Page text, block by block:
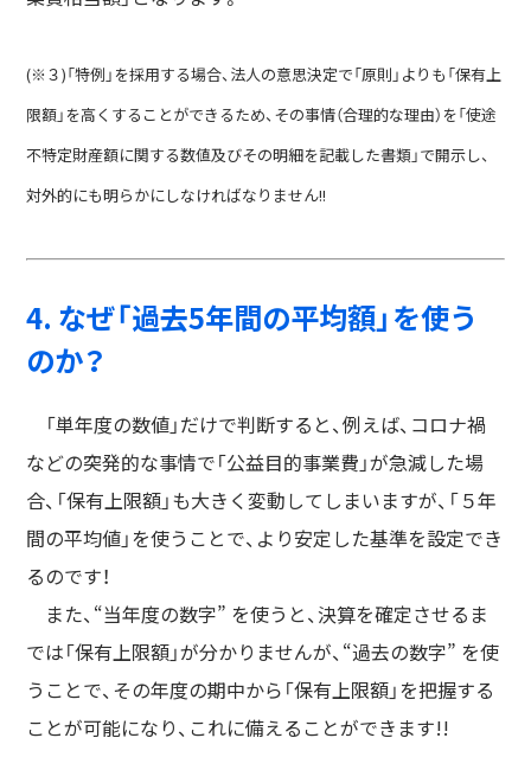
(※３)「特例」を採用する場合、法人の意思決定で「原則」よりも「保有上
限額」を高くすることができるため、その事情（合理的な理由）を「使途
不特定財産額に関する数値及びその明細を記載した書類」で開示し、
対外的にも明らかにしなければなりません!!
4. なぜ「過去5年間の平均額」を使う
のか？
「単年度の数値」だけで判断すると、例えば、コロナ禍
などの突発的な事情で「公益目的事業費」が急減した場
合、「保有上限額」も大きく変動してしまいますが、「５年
間の平均値」を使うことで、より安定した基準を設定でき
るのです！
また、“当年度の数字” を使うと、決算を確定させるま
では「保有上限額」が分かりませんが、“過去の数字” を使
うことで、その年度の期中から「保有上限額」を把握する
ことが可能になり、これに備えることができます!!